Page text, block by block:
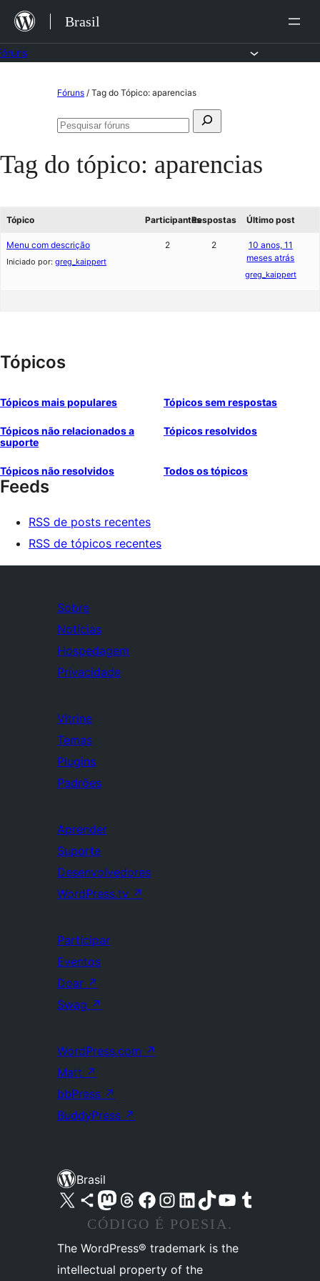
para
o
Brasil
Fóruns / Tag do Tópico: aparencias
Pesquisar
Pesquisar
Tag do tópico: aparencias
Tópico ParticipantesRespostas Último post
Menu com descrição
Iniciado por: greg_kaippert
2 2
10 anos, 11
meses atrás
greg_kaippert
Tópicos
Tópicos mais populares Tópicos sem respostas
Tópicos não relacionados a
suporte
Tópicos resolvidos
Tópicos não resolvidos Todos os tópicos
Feeds
RSS de posts recentes
RSS de tópicos recentes
Sobre
Notícias
Hospedagem
Privacidade
Vitrine
Temas
Plugins
Padrões
Aprender
Suporte
Desenvolvedores
WordPress.tv ↗
Participar
Eventos
Doar ↗
Swag ↗
WordPress.com ↗
Matt ↗
bbPress ↗
BuddyPress ↗
Brasil
Acessar nossa conta do X (antigo Twitter)
Acessar nossa conta do Bluesky
Acessar nossa conta do Mastodon
Acessar nossa conta do Threads
Acessar nossa página do Facebook
Acessar nossa conta do Instagram
Acessar nossa conta do LinkedIn
Acessar nossa conta do TikTok
Acessar nosso canal do YouTube
Acessar nossa conta no Tumblr
CÓDIGO É POESIA.
The WordPress® trademark is the
intellectual property of the